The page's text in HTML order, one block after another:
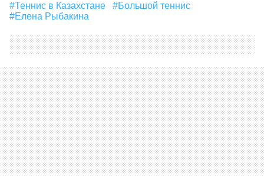
#теннис в Казахстане
#Большой теннис
#Елена Рыбакина